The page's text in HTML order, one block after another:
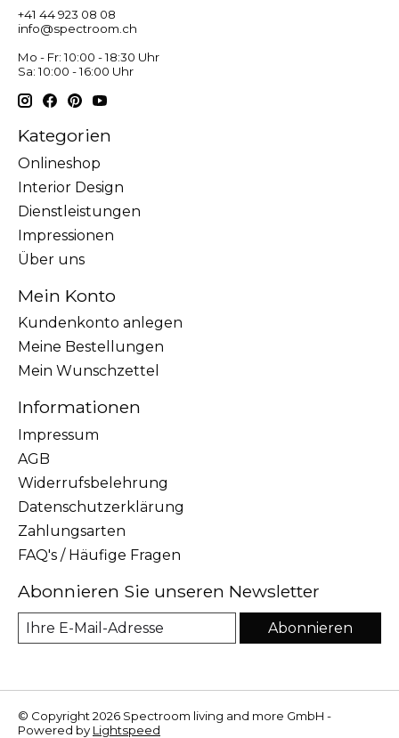
+41 44 923 08 08
info@spectroom.ch
Mo - Fr: 10:00 - 18:30 Uhr
Sa: 10:00 - 16:00 Uhr
Kategorien
Onlineshop
Interior Design
Dienstleistungen
Impressionen
Über uns
Mein Konto
Kundenkonto anlegen
Meine Bestellungen
Mein Wunschzettel
Informationen
Impressum
AGB
Widerrufsbelehrung
Datenschutzerklärung
Zahlungsarten
FAQ's / Häufige Fragen
Abonnieren Sie unseren Newsletter
Abonnieren
© Copyright 2026 Spectroom living and more GmbH -
Powered by Lightspeed